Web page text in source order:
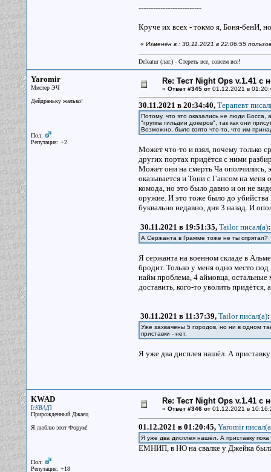
--------------------------
Круче их всех - токмо я, Боня-бенИ,
« Изменён в : 30.11.2021 в 22:06:55
Deleatur (лат.) - Стереть все, совсем все!
Yaromir
Мистер ЭЧ
Дейдраньку жалько!
Пол:
Репутация: +2
Re: Тест Night Ops v.1.41 с
« Ответ #345 от01.12.2021 в
30.11.2021 в 20:34:40, Терапевт
Потому, что это оказались не люди Босса,
"группа гильдии докеров", так как они
Возможно, было взято что-то, что им
Может что-то и взял, почему только
других портах придётся с ними
Может они на смерть Ча ополчились,
оказывается и Тони с Гансом на меня
комода, но это было давно и он не
оружие. И это тоже было до убийства
буквально недавно, дня 3 назад. И
30.11.2021 в 19:51:35, Tailor писал(a):
А Сержанта в Грамме тоже не ты спрятал?
Я сержанта на военном складе в
бродит. Только у меня одно место
найм проблема, 4 аймовца,
доставить, кого-то уволить придётся,
30.11.2021 в 11:37:39, Tailor писал(a):
Уже захвачены 5 городов, но ни в одном
приставки - нет.
Я уже два дисплея нашёл. А
KWAD
[сКВАД]
Прирожденный Джаец
Я люблю этот Форум!
Пол:
Репутация: +18
Re: Тест Night Ops v.1.41 с
« Ответ #346 от01.12.2021 в
01.12.2021 в 01:20:45, Yaromir
Я уже два дисплея нашёл. А приставку
ЕМНИП, в НО на свалке у Джейка